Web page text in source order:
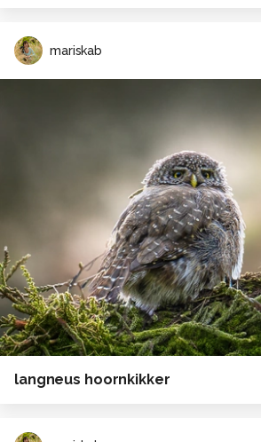
mariskab
langneus hoornkikker